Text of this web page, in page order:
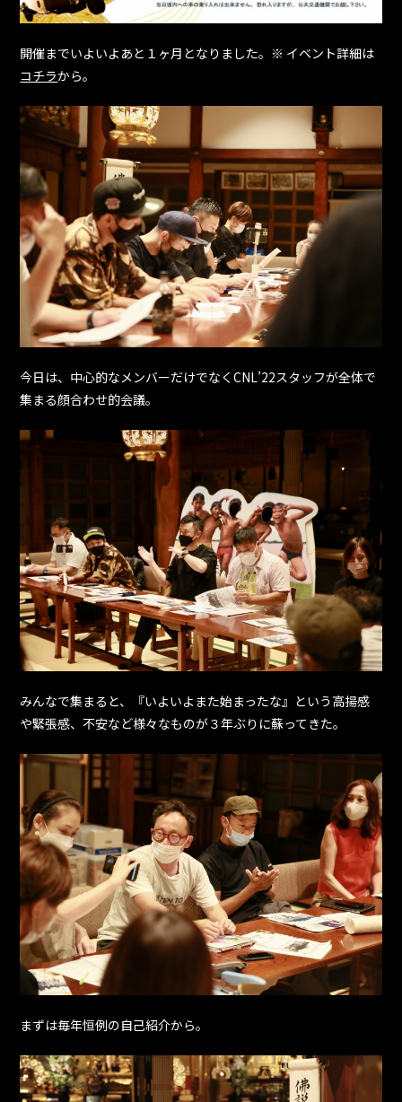
開催までいよいよあと１ヶ月となりました。※ イベント詳細は
コチラから。
今日は、中心的なメンバーだけでなくCNL’22スタッフが全体で
集まる顔合わせ的会議。
みんなで集まると、『いよいよまた始まったな』という高揚感
や緊張感、不安など様々なものが３年ぶりに蘇ってきた。
まずは毎年恒例の自己紹介から。